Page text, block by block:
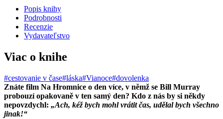
Popis knihy
Podrobnosti
Recenzie
Vydavateľstvo
Viac o knihe
#cestovanie v čase#láska#Vianoce#dovolenka
Znáte film Na Hromnice o den více, v němž se Bill Murray
probouzí opakovaně v ten samý den? Kdo z nás by si někdy
nepovzdychl: „Ach, kéž bych mohl vrátit čas, udělal bych všechno
jinak!“